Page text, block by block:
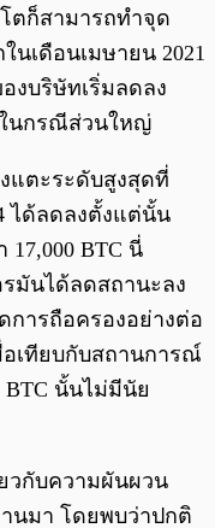
ตก็สามารถทำจุด
นเดือนเมษายน 2021
งบริษัทเริ่มลดลง
ในกรณีส่วนใหญ่
แตะระดับสูงสุดที่
ได้ลดลงตั้งแต่นั้น
BTC นี่
รมันได้ลดสถานะลง
การถือครองอย่างต่อ
อเทียบกับสถานการณ์
นั้นไม่มีนัย
ยวกับความผันผวน
นมา โดยพบว่าปกติ